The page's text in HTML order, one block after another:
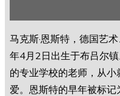
马克斯·恩斯特，德国艺
年4月2日出生于布吕尔
的专业学校的老师，从
爱。恩斯特的早年被标